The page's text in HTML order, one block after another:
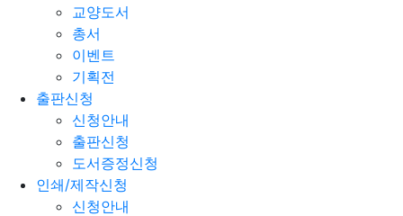
교양도서
총서
이벤트
기획전
출판신청
신청안내
출판신청
도서증정신청
인쇄/제작신청
신청안내